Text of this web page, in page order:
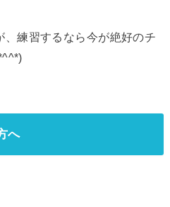
、練習するなら今が絶好のチ
へ